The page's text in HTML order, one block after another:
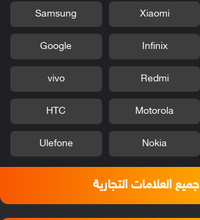
Xiaomi
Samsung
Infinix
Google
Redmi
vivo
Motorola
HTC
Nokia
Ulefone
جميع العلامات التجارية